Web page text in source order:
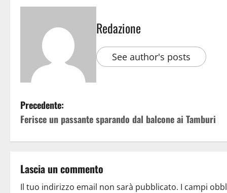
Redazione
See author's posts
Precedente:
Ferisce un passante sparando dal balcone ai Tamburi
Lascia un commento
Il tuo indirizzo email non sarà pubblicato. I campi